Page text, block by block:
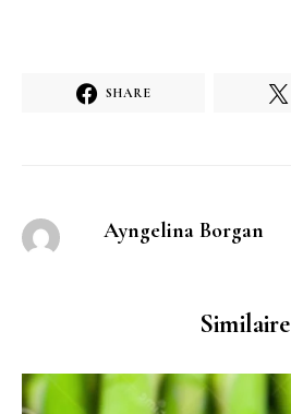
SHARE
Ayngelina Borgan
Similaire